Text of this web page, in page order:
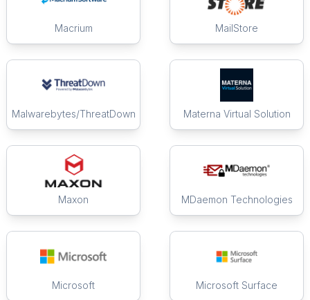
Macrium MailStore
Malwarebytes/ThreatDown Materna Virtual Solution
Maxon MDaemon Technologies
Microsoft Microsoft Surface